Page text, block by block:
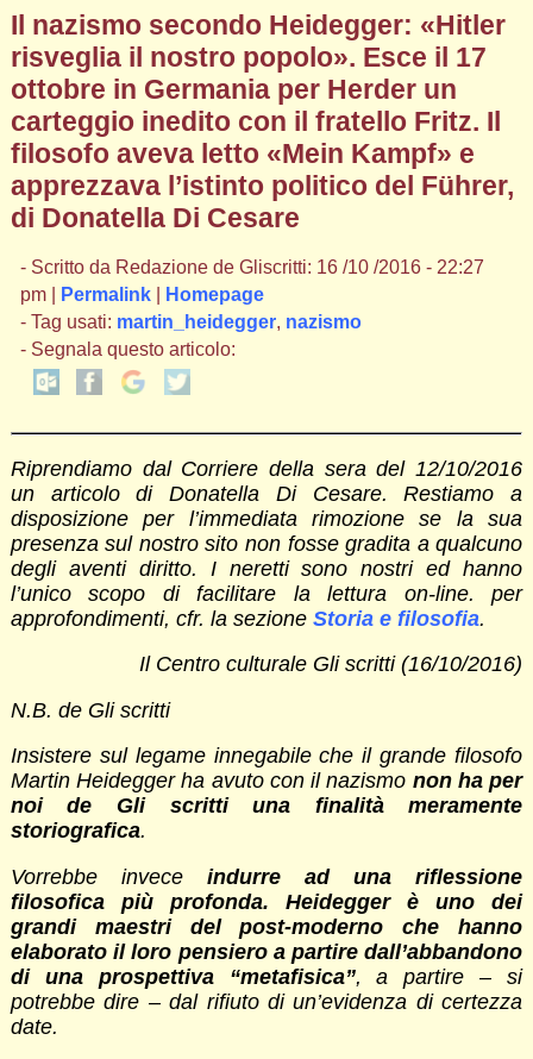
Il nazismo secondo Heidegger: «Hitler
risveglia il nostro popolo». Esce il 17
ottobre in Germania per Herder un
carteggio inedito con il fratello Fritz. Il
filosofo aveva letto «Mein Kampf» e
apprezzava l’istinto politico del Führer,
di Donatella Di Cesare
- Scritto da Redazione de Gliscritti: 16 /10 /2016 - 22:27
pm |
Permalink|
Homepage
- Tag usati: martin_heidegger, nazismo
- Segnala questo articolo:
Riprendiamo dal Corriere della sera del 12/10/2016
un articolo di Donatella Di Cesare. Restiamo a
disposizione per l’immediata rimozione se la sua
presenza sul nostro sito non fosse gradita a qualcuno
degli aventi diritto. I neretti sono nostri ed hanno
l’unico scopo di facilitare la lettura on-line. per
approfondimenti, cfr. la sezione Storia e filosofia.
Il Centro culturale Gli scritti (16/10/2016)
N.B. de Gli scritti
Insistere sul legame innegabile che il grande filosofo
Martin Heidegger ha avuto con il nazismo non ha per
noi de Gli scritti una finalità meramente
storiografica.
Vorrebbe invece indurre ad una riflessione
filosofica più profonda. Heidegger è uno dei
grandi maestri del post-moderno che hanno
elaborato il loro pensiero a partire dall’abbandono
di una prospettiva “metafisica”, a partire – si
potrebbe dire – dal rifiuto di un’evidenza di certezza
date.